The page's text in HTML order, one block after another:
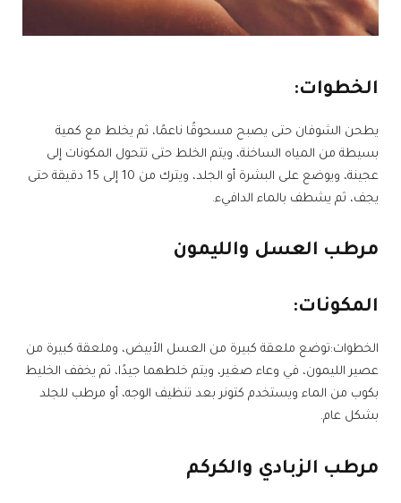
الخطوات:
يطحن الشوفان حتى يصبح مسحوقًا ناعمًا، ثم يخلط مع كمية
بسيطة من المياه الساخنة، ويتم الخلط حتى تتحول المكونات إلى
عجينة، ويوضع على البشرة أو الجلد، ويترك من 10 إلى 15 دقيقة حتى
يجف، ثم يشطف بالماء الدافيء.
مرطب العسل والليمون
المكونات:
الخطوات:توضع ملعقة كبيرة من العسل الأبيض، وملعقة كبيرة من
عصير الليمون، في وعاء صغير، ويتم خلطهما جيدًا، ثم يخفف الخليط
بكوب من الماء ويستخدم كتونر بعد تنظيف الوجه، أو مرطب للجلد
بشكل عام.
مرطب الزبادي والكركم